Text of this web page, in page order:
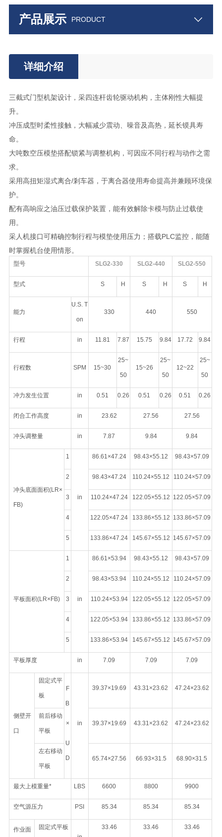
产品展示 PRODUCT
详细介绍
三截式门型机架设计，采四连杆齿轮驱动机构，主体刚性大幅提
升。
冲压成型时柔性接触，大幅减少震动、噪音及高热，延长镆具寿
命。
大吨数空压模垫搭配锁紧与调整机构，可因应不同行程与动作之需
求。
采用高扭矩湿式离合/剎车器，于离合器使用寿命提高并兼顾环境保
护。
配有高响应之油压过载保护装置，能有效解除卡模与防止过载使
用。
采人机接口可精确控制行程与模垫使用压力；搭载PLC监控，能随
时掌握机台使用情形。
型号 SLG2-330 SLG2-440 SLG2-550
型式 S H S H S H
能力
U.S. T
on
330 440 550
行程 in 11.81 7.87 15.75 9.84 17.72 9.84
行程数 SPM 15~30
25~
50
15~26
25~
50
12~22
25~
50
冲力发生位置 in 0.51 0.26 0.51 0.26 0.51 0.26
闭合工作高度 in 23.62 27.56 27.56
冲头调整量 in 7.87 9.84 9.84
冲头底面面积(LR×
FB)
1
in
86.61×47.24 98.43×55.12 98.43×57.09
2 98.43×47.24 110.24×55.12 110.24×57.09
3 110.24×47.24 122.05×55.12 122.05×57.09
4 122.05×47.24 133.86×55.12 133.86×57.09
5 133.86×47.24 145.67×55.12 145.67×57.09
平板面积(LR×FB)
1
in
86.61×53.94 98.43×55.12 98.43×57.09
2 98.43×53.94 110.24×55.12 110.24×57.09
3 110.24×53.94 122.05×55.12 122.05×57.09
4 122.05×53.94 133.86×55.12 133.86×57.09
5 133.86×53.94 145.67×55.12 145.67×57.09
平板厚度 in 7.09 7.09 7.09
侧壁开
口
固定式平
板
F
B
×
U
D
in
39.37×19.69 43.31×23.62 47.24×23.62
前后移动
平板
39.37×19.69 43.31×23.62 47.24×23.62
左右移动
平板
65.74×27.56 66.93×31.5 68.90×31.5
最大上模重量* LBS 6600 8800 9900
空气源压力 PSI 85.34 85.34 85.34
作业面
固定式平板
33.46 33.46 33.46